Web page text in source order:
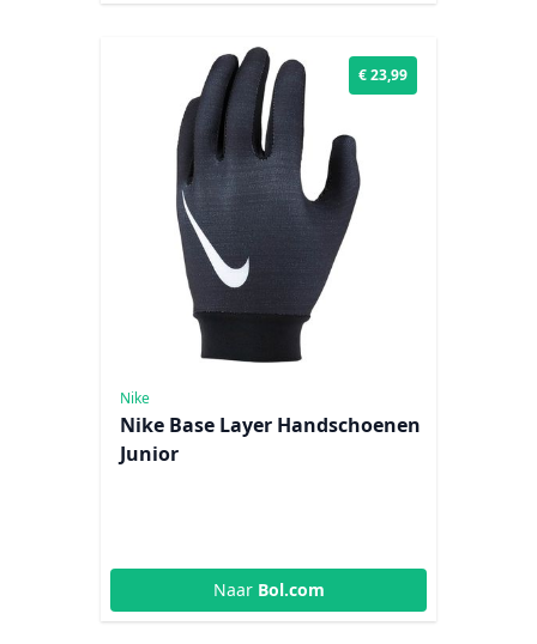
€ 23,99
Nike
Nike Base Layer Handschoenen
Junior
Naar Bol.com